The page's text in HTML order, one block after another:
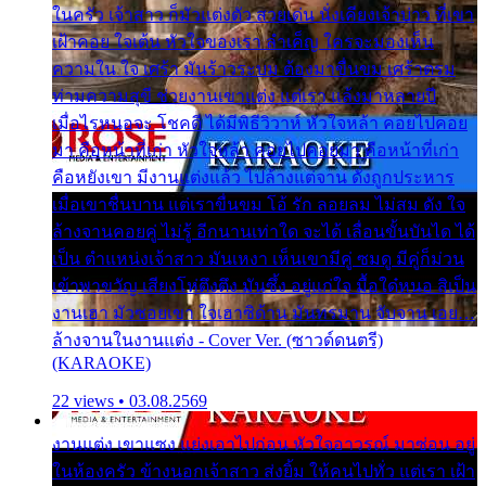
ในครัว เจ้าสาว ก็มัวแต่งตัว สวยเด่น นั่งเคียงเจ้าบ่าว ที่เขา
เฝ้าคอย ใจเต้น หัวใจของเรา ลำเค็ญ ใครจะมองเห็น
ความใน ใจ เศร้า มันร้าวระบม ต้องมาขื่นขม เศร้าตรม
ท่ามความสุขี ช่วยงานเขาแต่ง แต่เรา แล้งมาหลายปี
เมื่อไรหนอจะ โชคดี ได้มีพิธีวิวาห์ หัวใจหล้า คอยไปคอย
มา คือหน้าที่เก่า หัวใจหล้า คอยไปคอยมา คือหน้าที่เก่า
คือหยังเขา มีงานแต่งแล้ว ไปล้างแต่จาน ดั่งถูกประหาร
เมื่อเขาชื่นบาน แต่เราขื่นขม โอ้ รัก ลอยลม ไม่สม ดัง ใจ
ล้างจานคอยคู่ ไม่รู้ อีกนานเท่าใด จะได้ เลื่อนขั้นบันได ได้
เป็น ตำแหน่งเจ้าสาว มันเหงา เห็นเขามีคู่ ซมดู มีคู่ก็ม่วน
เข้าพาขวัญ เสียงโห่ตึงตึง มันซึ้ง อยู่แก่ใจ มื้อใด๋หนอ สิเป็น
งานเฮา มัวซอยเขา ใจเฮาซิด้าน มันทรมาน จับจาน เอย…
ล้างจานในงานแต่ง - Cover Ver. (ซาวด์ดนตรี)
(KARAOKE)
22 views • 03.08.2569
งานแต่ง เขาแซง แย่งเอาไปก่อน หัวใจอาวรณ์ มาซ่อน อยู่
ในห้องครัว ข้างนอกเจ้าสาว ส่งยิ้ม ให้คนไปทั่ว แต่เรา เฝ้า